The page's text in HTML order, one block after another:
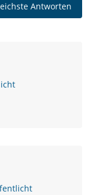
Antworten